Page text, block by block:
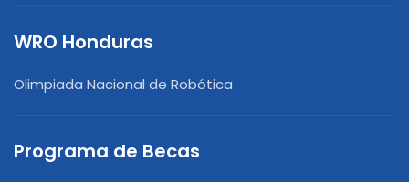
WRO Honduras
Olimpiada Nacional de Robótica
Programa de Becas